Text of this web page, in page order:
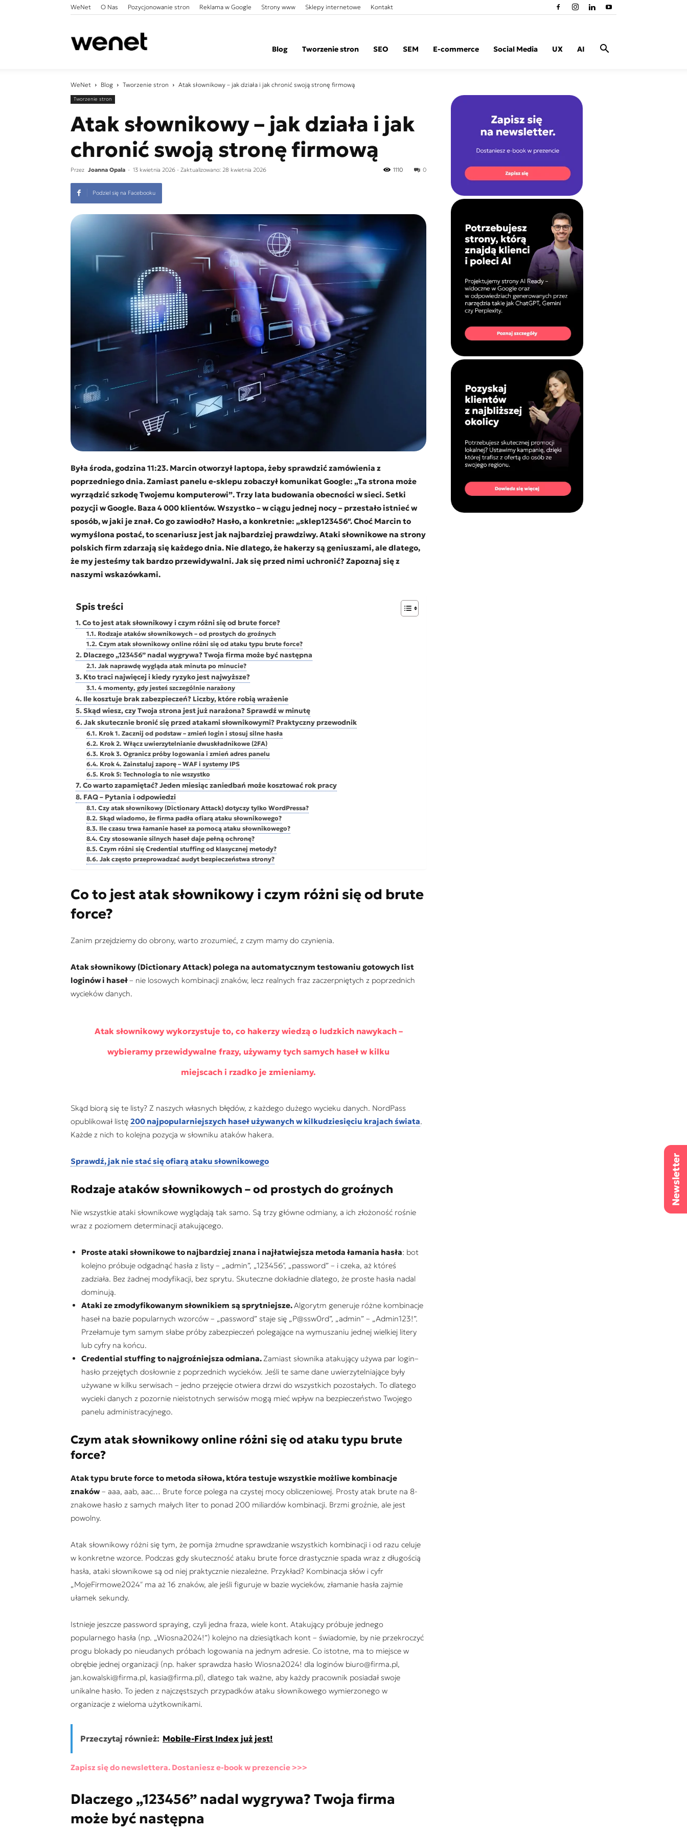
WeNet O Nas Pozycjonowanie stron Reklama w Google Strony www Sklepy internetowe Kontakt
Blog
Tworzenie stron SEO SEM E-commerce Social Media UX AI
WeNet Blog Tworzenie stron Atak słownikowy – jak działa i jak chronić swoją stronę firmową
Tworzenie stron
Atak słownikowy – jak działa i jak
chronić swoją stronę firmową
Przez Joanna Opala - 13 kwietnia 2026 - Zaktualizowano: 28 kwietnia 2026 0
1110
Podziel się na Facebooku
Była środa, godzina 11:23. Marcin otworzył laptopa, żeby sprawdzić zamówienia z
poprzedniego dnia. Zamiast panelu e-sklepu zobaczył komunikat Google: „Ta strona może
wyrządzić szkodę Twojemu komputerowi”. Trzy lata budowania obecności w sieci. Setki
pozycji w Google. Baza 4 000 klientów. Wszystko – w ciągu jednej nocy – przestało istnieć w
sposób, w jaki je znał. Co go zawiodło? Hasło, a konkretnie: „sklep123456″. Choć Marcin to
wymyślona postać, to scenariusz jest jak najbardziej prawdziwy. Ataki słownikowe na strony
polskich firm zdarzają się każdego dnia. Nie dlatego, że hakerzy są geniuszami, ale dlatego,
że my jesteśmy tak bardzo przewidywalni. Jak się przed nimi uchronić? Zapoznaj się z
naszymi wskazówkami.
Spis treści
Co to jest atak słownikowy i czym różni się od brute force?
Rodzaje ataków słownikowych – od prostych do groźnych
Czym atak słownikowy online różni się od ataku typu brute force?
Dlaczego „123456” nadal wygrywa? Twoja firma może być następna
Jak naprawdę wygląda atak minuta po minucie?
Kto traci najwięcej i kiedy ryzyko jest najwyższe?
4 momenty, gdy jesteś szczególnie narażony
Ile kosztuje brak zabezpieczeń? Liczby, które robią wrażenie
Skąd wiesz, czy Twoja strona jest już narażona? Sprawdź w minutę
Jak skutecznie bronić się przed atakami słownikowymi? Praktyczny przewodnik
Krok 1. Zacznij od podstaw – zmień login i stosuj silne hasła
Krok 2. Włącz uwierzytelnianie dwuskładnikowe (2FA)
Krok 3. Ogranicz próby logowania i zmień adres panelu
Krok 4. Zainstaluj zaporę – WAF i systemy IPS
Krok 5: Technologia to nie wszystko
Co warto zapamiętać? Jeden miesiąc zaniedbań może kosztować rok pracy
FAQ – Pytania i odpowiedzi
Czy atak słownikowy (Dictionary Attack) dotyczy tylko WordPressa?
Skąd wiadomo, że firma padła ofiarą ataku słownikowego?
Ile czasu trwa łamanie haseł za pomocą ataku słownikowego?
Czy stosowanie silnych haseł daje pełną ochronę?
Czym różni się Credential stuffing od klasycznej metody?
Jak często przeprowadzać audyt bezpieczeństwa strony?
Co to jest atak słownikowy i czym różni się od brute
force?
Zanim przejdziemy do obrony, warto zrozumieć, z czym mamy do czynienia.
Atak słownikowy (Dictionary Attack) polega na automatycznym testowaniu gotowych list
loginów i haseł– nie losowych kombinacji znaków, lecz realnych fraz zaczerpniętych z poprzednich
wycieków danych.
Atak słownikowy wykorzystuje to, co hakerzy wiedzą o ludzkich nawykach –
wybieramy przewidywalne frazy, używamy tych samych haseł w kilku
miejscach i rzadko je zmieniamy.
Skąd biorą się te listy? Z naszych własnych błędów, z każdego dużego wycieku danych. NordPass
opublikował listę 200 najpopularniejszych haseł używanych w kilkudziesięciu krajach świata.
Każde z nich to kolejna pozycja w słowniku ataków hakera.
Sprawdź, jak nie stać się ofiarą ataku słownikowego
Rodzaje ataków słownikowych – od prostych do groźnych
Nie wszystkie ataki słownikowe wyglądają tak samo. Są trzy główne odmiany, a ich złożoność rośnie
wraz z poziomem determinacji atakującego.
Proste ataki słownikowe to najbardziej znana i najłatwiejsza metoda łamania hasła: bot
kolejno próbuje odgadnąć hasła z listy – „admin”, „123456″, „password” – i czeka, aż któreś
zadziała. Bez żadnej modyfikacji, bez sprytu. Skuteczne dokładnie dlatego, że proste hasła nadal
dominują.
Ataki ze zmodyfikowanym słownikiem są sprytniejsze.Algorytm generuje różne kombinacje
haseł na bazie popularnych wzorców – „password” staje się „P@ssw0rd”, „admin” – „Admin123!”.
Przełamuje tym samym słabe próby zabezpieczeń polegające na wymuszaniu jednej wielkiej litery
lub cyfry na końcu.
Credential stuffing to najgroźniejsza odmiana.Zamiast słownika atakujący używa par login–
hasło przejętych dosłownie z poprzednich wycieków. Jeśli te same dane uwierzytelniające były
używane w kilku serwisach – jedno przejęcie otwiera drzwi do wszystkich pozostałych. To dlatego
wycieki danych z pozornie nieistotnych serwisów mogą mieć wpływ na bezpieczeństwo Twojego
panelu administracyjnego.
Czym atak słownikowy online różni się od ataku typu brute
force?
Atak typu brute force to metoda siłowa, która testuje wszystkie możliwe kombinacje
znaków– aaa, aab, aac… Brute force polega na czystej mocy obliczeniowej. Prosty atak brute na 8-
znakowe hasło z samych małych liter to ponad 200 miliardów kombinacji. Brzmi groźnie, ale jest
powolny.
Atak słownikowy różni się tym, że pomija żmudne sprawdzanie wszystkich kombinacji i od razu celuje
w konkretne wzorce. Podczas gdy skuteczność ataku brute force drastycznie spada wraz z długością
hasła, ataki słownikowe są od niej praktycznie niezależne. Przykład? Kombinacja słów i cyfr
„MojeFirmowe2024″ ma aż 16 znaków, ale jeśli figuruje w bazie wycieków, złamanie hasła zajmie
ułamek sekundy.
Istnieje jeszcze password spraying, czyli jedna fraza, wiele kont. Atakujący próbuje jednego
popularnego hasła (np. „Wiosna2024!”) kolejno na dziesiątkach kont – świadomie, by nie przekroczyć
progu blokady po nieudanych próbach logowania na jednym adresie. Co istotne, ma to miejsce w
obrębie jednej organizacji (np. haker sprawdza hasło Wiosna2024! dla loginów biuro@firma.pl,
jan.kowalski@firma.pl, kasia@firma.pl), dlatego tak ważne, aby każdy pracownik posiadał swoje
unikalne hasło. To jeden z najczęstszych przypadków ataku słownikowego wymierzonego w
organizacje z wieloma użytkownikami.
Przeczytaj również: Mobile-First Index już jest!
Zapisz się do newslettera. Dostaniesz e-book w prezencie >>>
Dlaczego „123456” nadal wygrywa? Twoja firma
może być następna